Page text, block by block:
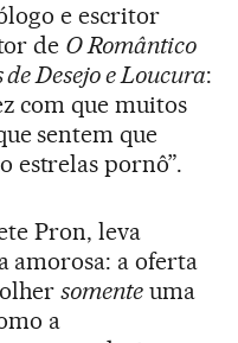
e escritor
de O Romântico
Desejo e Loucura:
com que muitos
sentem que
estrelas pornô”.
Pron, leva
amorosa: a oferta
somente uma
a